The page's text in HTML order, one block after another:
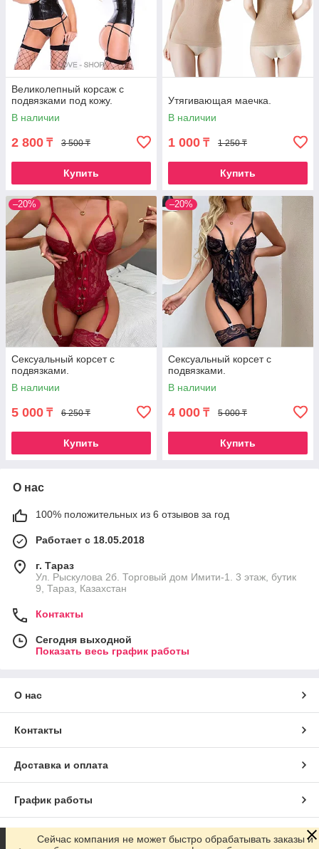
Великолепный корсаж с
подвязками под кожу.
В наличии
2 800 ₸ 3 500 ₸
Купить
Утягивающая маечка.
В наличии
1 000 ₸ 1 250 ₸
Купить
–20%
Сексуальный корсет с
подвязками.
В наличии
5 000 ₸ 6 250 ₸
Купить
–20%
Сексуальный корсет с
подвязками.
В наличии
4 000 ₸ 5 000 ₸
Купить
О нас
100% положительных из 6 отзывов за год
Работает с 18.05.2018
г. Тараз
Ул. Рыскулова 2б. Торговый дом Имити-1. 3 этаж, бутик
9, Тараз, Казахстан
Контакты
Сегодня выходной
Показать весь график работы
О нас
Контакты
Доставка и оплата
График работы
Полная версия сайта
Сейчас компания не может быстро обрабатывать заказы и